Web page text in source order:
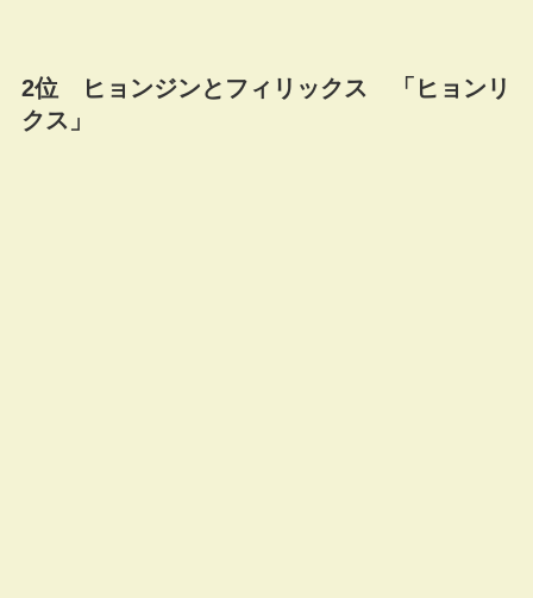
2位 ヒョンジンとフィリックス 「ヒョンリ
クス」